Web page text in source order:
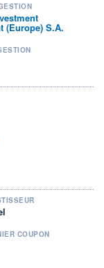
(Europe) S.A.
COUPON